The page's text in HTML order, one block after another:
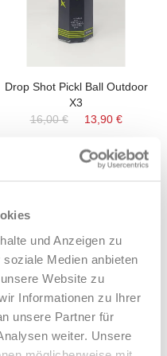
und Anzeigen zu
Medien anbieten
Website zu
Informationen zu Ihrer
unsere Partner für
weiter. Unsere
Drop Shot Pickl Ball Outdoor
X3
16,00 €
13,90 €